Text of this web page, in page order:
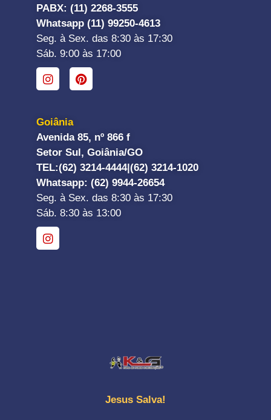
PABX: (11) 2268-3555
Whatsapp (11) 99250-4613
Seg. à Sex. das 8:30 às 17:30
Sáb. 9:00 às 17:00
Goiânia
Avenida 85, nº 866 f
Setor Sul, Goiânia/GO
TEL:(62) 3214-4444| (62) 3214-1020
Whatsapp: (62) 9944-26654
Seg. à Sex. das 8:30 às 17:30
Sáb. 8:30 às 13:00
Jesus Salva!